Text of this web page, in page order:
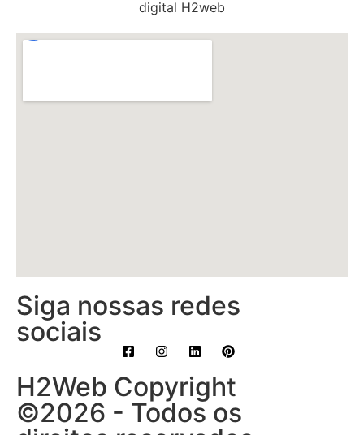
Siga nossas redes
sociais
H2Web Copyright
©2026 - Todos os